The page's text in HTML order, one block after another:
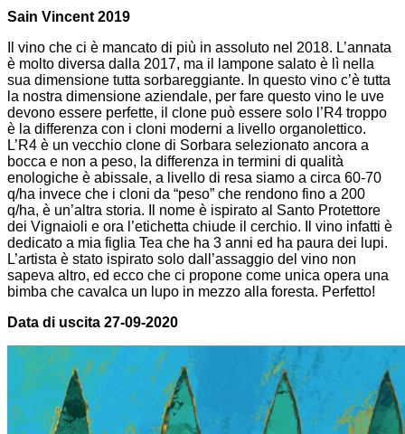
Sain Vincent 2019
Il vino che ci è mancato di più in assoluto nel 2018. L’annata
è molto diversa dalla 2017, ma il lampone salato è lì nella
sua dimensione tutta sorbareggiante. In questo vino c’è tutta
la nostra dimensione aziendale, per fare questo vino le uve
devono essere perfette, il clone può essere solo l’R4 troppo
è la differenza con i cloni moderni a livello organolettico.
L’R4 è un vecchio clone di Sorbara selezionato ancora a
bocca e non a peso, la differenza in termini di qualità
enologiche è abissale, a livello di resa siamo a circa 60-70
q/ha invece che i cloni da “peso” che rendono fino a 200
q/ha, è un’altra storia. Il nome è ispirato al Santo Protettore
dei Vignaioli e ora l’etichetta chiude il cerchio. Il vino infatti è
dedicato a mia figlia Tea che ha 3 anni ed ha paura dei lupi.
L’artista è stato ispirato solo dall’assaggio del vino non
sapeva altro, ed ecco che ci propone come unica opera una
bimba che cavalca un lupo in mezzo alla foresta. Perfetto!
Data di uscita 27-09-2020